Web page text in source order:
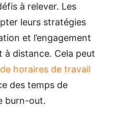
à relever. Les
leurs stratégies
et l’engagement
à distance. Cela peut
horaires de travail
des temps de
burn-out.